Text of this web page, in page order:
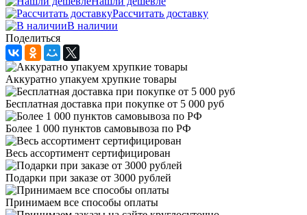
Рассчитать доставку
В наличии
Поделиться
Аккуратно упакуем хрупкие товары
Бесплатная доставка при покупке от 5 000 руб
Более 1 000 пунктов самовывоза по РФ
Весь ассортимент сертифицирован
Подарки при заказе от 3000 рублей
Принимаем все способы оплаты